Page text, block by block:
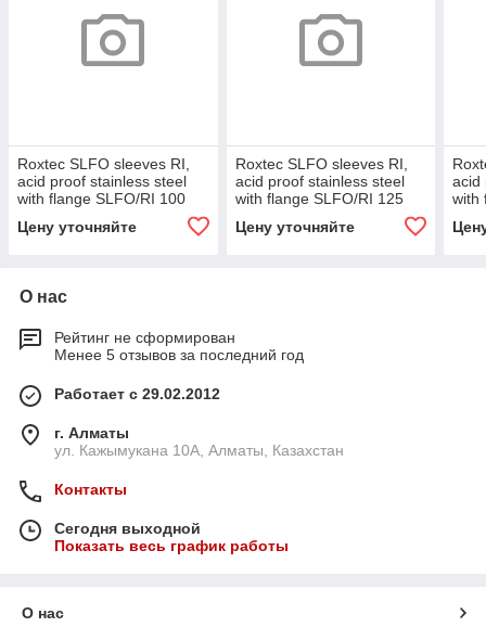
Roxtec SLFO sleeves RI,
acid proof stainless steel
with flange SLFO/RI 100
Цену уточняйте
Roxtec SLFO sleeves RI,
acid proof stainless steel
with flange SLFO/RI 125
Цену уточняйте
acid
with
О нас
Рейтинг не сформирован
Менее 5 отзывов за последний год
Работает с 29.02.2012
г. Алматы
ул. Кажымукана 10А, Алматы, Казахстан
Контакты
Сегодня выходной
Показать весь график работы
О нас